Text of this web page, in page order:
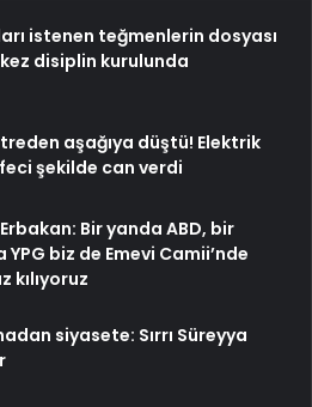
istenen teğmenlerin dosyası
disiplin kurulunda
aşağıya düştü! Elektrik
şekilde can verdi
Bir yanda ABD, bir
YPG biz de Emevi Camii’nde
kılıyoruz
siyasete: Sırrı Süreyya